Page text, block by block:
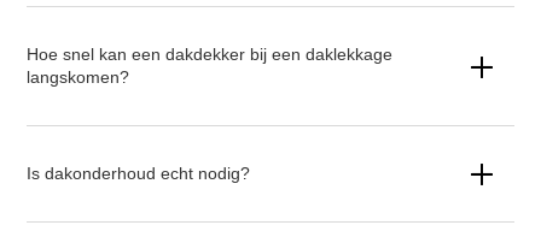
Hoe snel kan een dakdekker bij een daklekkage
langskomen?
Is dakonderhoud echt nodig?